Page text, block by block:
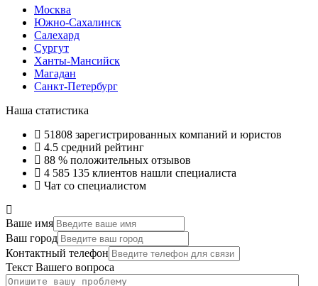
Москва
Южно-Сахалинск
Салехард
Сургут
Ханты-Мансийск
Магадан
Санкт-Петербург
Наша статистика
51808 зарегистрированных компаний и юристов
4.5 средний рейтинг
88 % положительных отзывов
4 585 135 клиентов нашли специалиста
Чат со специалистом
Ваше имя
Ваш город
Контактный телефон
Текст Вашего вопроса